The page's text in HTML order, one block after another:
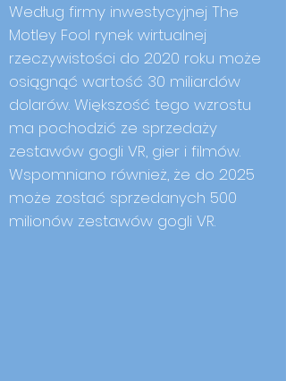
Według firmy inwestycyjnej The
Motley Fool rynek wirtualnej
rzeczywistości do 2020 roku może
osiągnąć wartość 30 miliardów
dolarów. Większość tego wzrostu
ma pochodzić ze sprzedaży
zestawów gogli VR, gier i filmów.
Wspomniano również, że do 2025
może zostać sprzedanych 500
milionów zestawów gogli VR.